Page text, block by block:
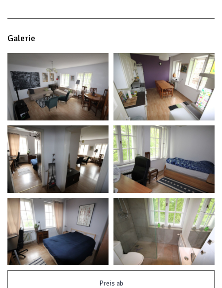
Galerie
Preis ab